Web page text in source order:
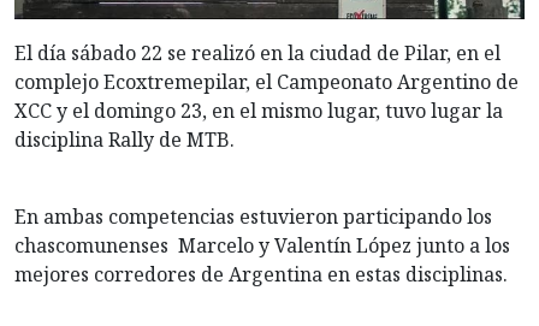
El día sábado 22 se realizó en la ciudad de Pilar, en el
complejo Ecoxtremepilar, el Campeonato Argentino de
XCC y el domingo 23, en el mismo lugar, tuvo lugar la
disciplina Rally de MTB.
En ambas competencias estuvieron participando los
chascomunenses Marcelo y Valentín López junto a los
mejores corredores de Argentina en estas disciplinas.